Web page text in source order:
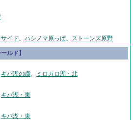
イド、 ハシノマ原っぱ、 ストーンズ原野
ルド】
キバ湖の瞳、
ミロカロ湖・北
キバ湖・東
キバ湖・東